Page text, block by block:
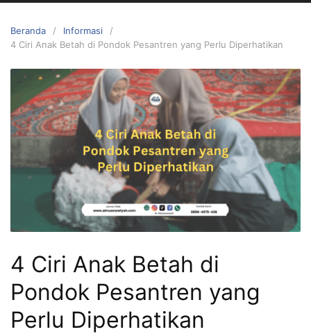
Beranda
Informasi
4 Ciri Anak Betah di Pondok Pesantren yang Perlu Diperhatikan
4 Ciri Anak Betah di
Pondok Pesantren yang
Perlu Diperhatikan